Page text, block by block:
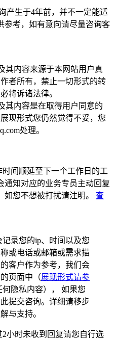
产生于4年前，并不一定能适
参考，如有意向请尽量咨询客
其内容来源于本网站用户真
者所有，禁止一切形式的转
将诉诸法律。
其内容是在取得用户同意的
现形式您仍然觉得不妥，您
处理。
时间顺延至下一个工作日的工
通知对应的业务专员主动回复
您不想被打扰请注明。 查
记录您的ip、时间以及您
或电话或邮箱或需求描
客户作为参考，我们会
页面中（展现形式请参
隐私内容）， 如果您
提交咨询。详细请移步
与支持。
2小时未收到回复请您自行选